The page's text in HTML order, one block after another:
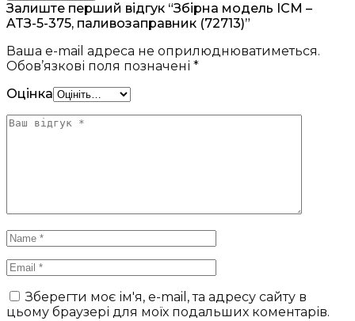
Залиште перший відгук “Збірна модель ICM –
ATЗ-5-375, паливозаправник (72713)”
Ваша e-mail адреса не оприлюднюватиметься.
Обов’язкові поля позначені *
Оцінка
Зберегти моє ім'я, e-mail, та адресу сайту в
цьому браузері для моїх подальших коментарів.